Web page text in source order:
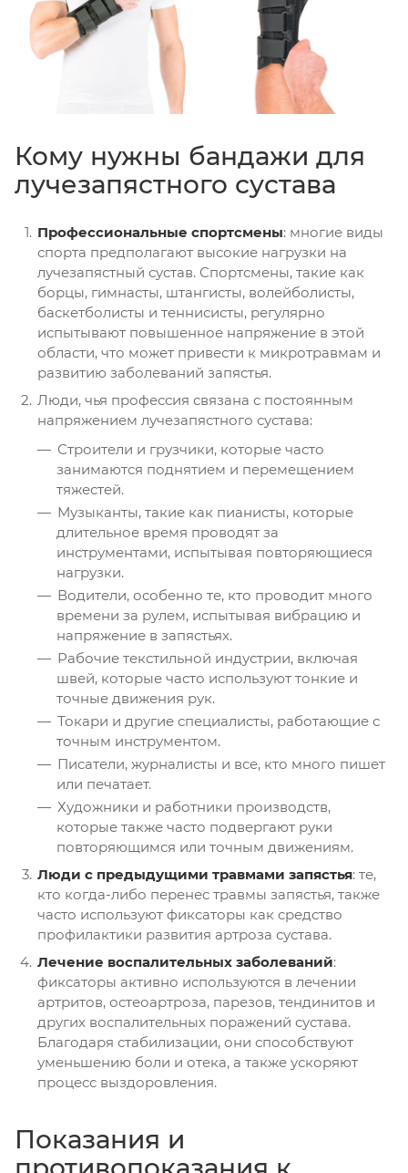
Кому нужны бандажи для
лучезапястного сустава
Профессиональные спортсмены: многие виды
спорта предполагают высокие нагрузки на
лучезапястный сустав. Спортсмены, такие как
борцы, гимнасты, штангисты, волейболисты,
баскетболисты и теннисисты, регулярно
испытывают повышенное напряжение в этой
области, что может привести к микротравмам и
развитию заболеваний запястья.
Люди, чья профессия связана с постоянным
напряжением лучезапястного сустава:
Строители и грузчики, которые часто
занимаются поднятием и перемещением
тяжестей.
Музыканты, такие как пианисты, которые
длительное время проводят за
инструментами, испытывая повторяющиеся
нагрузки.
Водители, особенно те, кто проводит много
времени за рулем, испытывая вибрацию и
напряжение в запястьях.
Рабочие текстильной индустрии, включая
швей, которые часто используют тонкие и
точные движения рук.
Токари и другие специалисты, работающие с
точным инструментом.
Писатели, журналисты и все, кто много пишет
или печатает.
Художники и работники производств,
которые также часто подвергают руки
повторяющимся или точным движениям.
Люди с предыдущими травмами запястья: те,
кто когда-либо перенес травмы запястья, также
часто используют фиксаторы как средство
профилактики развития артроза сустава.
Лечение воспалительных заболеваний:
фиксаторы активно используются в лечении
артритов, остеоартроза, парезов, тендинитов и
других воспалительных поражений сустава.
Благодаря стабилизации, они способствуют
уменьшению боли и отека, а также ускоряют
процесс выздоровления.
Показания и